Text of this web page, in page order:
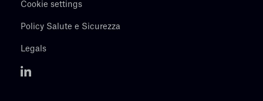
Cookie settings
Policy Salute e Sicurezza
Legals